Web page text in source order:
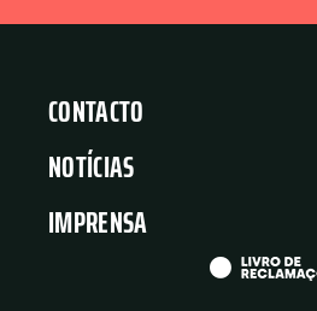
CONTACTO
NOTÍCIAS
IMPRENSA